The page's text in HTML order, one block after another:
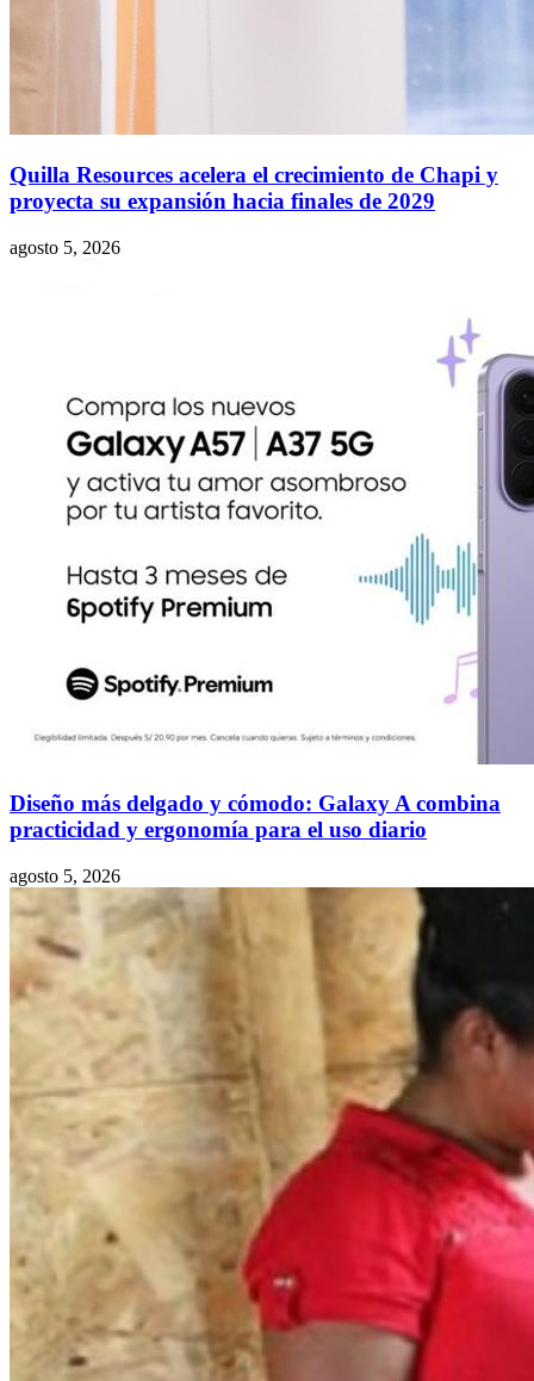
Quilla Resources acelera el crecimiento de Chapi y
proyecta su expansión hacia finales de 2029
agosto 5, 2026
Diseño más delgado y cómodo: Galaxy A combina
practicidad y ergonomía para el uso diario
agosto 5, 2026